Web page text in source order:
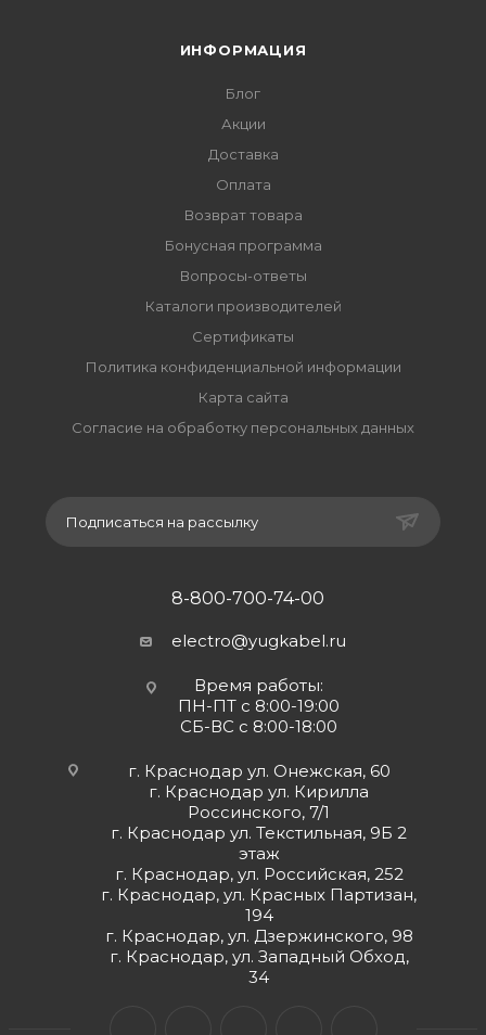
ИНФОРМАЦИЯ
Блог
Акции
Доставка
Оплата
Возврат товара
Бонусная программа
Вопросы-ответы
Каталоги производителей
Сертификаты
Политика конфиденциальной информации
Карта сайта
Согласие на обработку персональных данных
Подписаться на рассылку
8-800-700-74-00
electro@yugkabel.ru
Время работы:
ПН-ПТ с 8:00-19:00
СБ-ВС с 8:00-18:00
г. Краснодар ул. Онежская, 60
г. Краснодар ул. Кирилла
Россинского, 7/1
г. Краснодар ул. Текстильная, 9Б 2
этаж
г. Краснодар, ул. Российская, 252
г. Краснодар, ул. Красных Партизан,
194
г. Краснодар, ул. Дзержинского, 98
г. Краснодар, ул. Западный Обход,
34